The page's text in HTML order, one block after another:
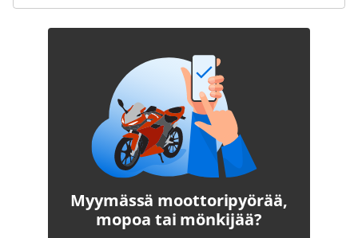
Myymässä moottoripyörää,
mopoa tai mönkijää?